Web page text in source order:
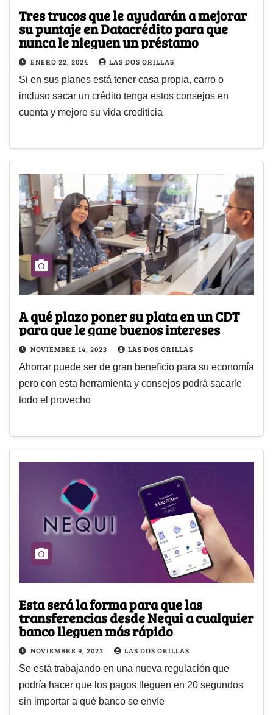
Tres trucos que le ayudarán a mejorar
su puntaje en Datacrédito para que
nunca le nieguen un préstamo
ENERO 22, 2024 LAS DOS ORILLAS
Si en sus planes está tener casa propia, carro o
incluso sacar un crédito tenga estos consejos en
cuenta y mejore su vida crediticia
A qué plazo poner su plata en un CDT
para que le gane buenos intereses
NOVIEMBRE 14, 2023 LAS DOS ORILLAS
Ahorrar puede ser de gran beneficio para su economía
pero con esta herramienta y consejos podrá sacarle
todo el provecho
Esta será la forma para que las
transferencias desde Nequi a cualquier
banco lleguen más rápido
NOVIEMBRE 9, 2023 LAS DOS ORILLAS
Se está trabajando en una nueva regulación que
podría hacer que los pagos lleguen en 20 segundos
sin importar a qué banco se envíe